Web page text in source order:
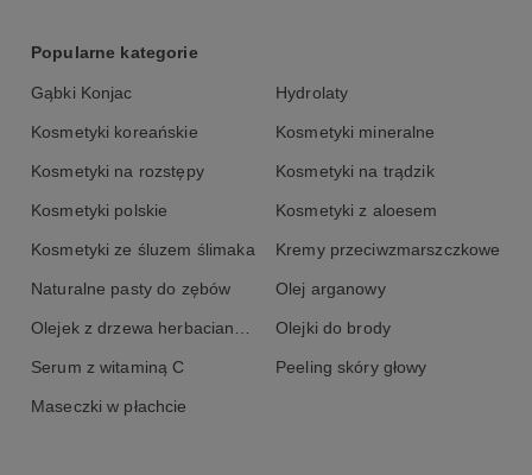
Popularne kategorie
Gąbki Konjac Hydrolaty
Kosmetyki koreańskie Kosmetyki mineralne
Kosmetyki na rozstępy Kosmetyki na trądzik
Kosmetyki polskie Kosmetyki z aloesem
Kosmetyki ze śluzem ślimaka Kremy przeciwzmarszczkowe
Naturalne pasty do zębów Olej arganowy
Olejek z drzewa herbacianego Olejki do brody
Serum z witaminą C Peeling skóry głowy
Maseczki w płachcie